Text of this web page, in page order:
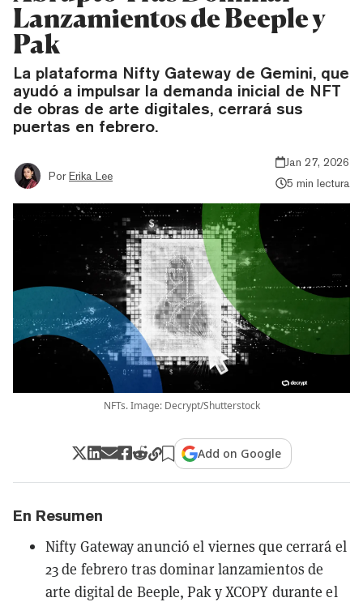
Lanzamientos de Beeple y
Pak
La plataforma Nifty Gateway de Gemini, que
ayudó a impulsar la demanda inicial de NFT
de obras de arte digitales, cerrará sus
puertas en febrero.
Por Erika Lee
Jan 27, 2026
5 min lectura
NFTs. Image: Decrypt/Shutterstock
Add on Google
En Resumen
Nifty Gateway anunció el viernes que cerrará el
23 de febrero tras dominar lanzamientos de
arte digital de Beeple, Pak y XCOPY durante el